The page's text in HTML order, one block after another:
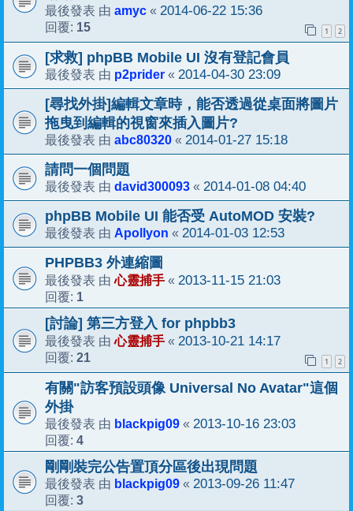
最後發表 由 amyc « 2014-06-22 15:36
回覆: 15 1 2
[求救] phpBB Mobile UI 沒有登記會員
最後發表 由 p2prider « 2014-04-30 23:09
[尋找外掛]編輯文章時，能否透過從桌面將圖片
拖曳到編輯的視窗來插入圖片?
最後發表 由 abc80320 « 2014-01-27 15:18
請問一個問題
最後發表 由 david300093 « 2014-01-08 04:40
phpBB Mobile UI 能否受 AutoMOD 安裝?
最後發表 由 Apollyon « 2014-01-03 12:53
PHPBB3 外連縮圖
最後發表 由心靈捕手 « 2013-11-15 21:03
回覆: 1
[討論] 第三方登入 for phpbb3
最後發表 由心靈捕手 « 2013-10-21 14:17
回覆: 21 1 2
有關"訪客預設頭像 Universal No Avatar"這個
外掛
最後發表 由 blackpig09 « 2013-10-16 23:03
回覆: 4
剛剛裝完公告置頂分區後出現問題
最後發表 由 blackpig09 « 2013-09-26 11:47
回覆: 3